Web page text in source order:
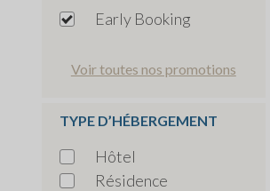
Early Booking
Voir toutes nos promotions
TYPE D’HÉBERGEMENT
Hôtel
Résidence